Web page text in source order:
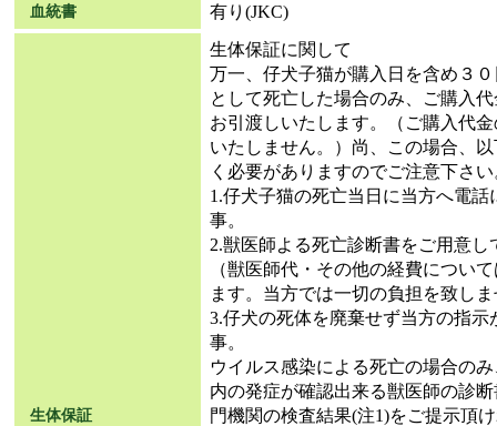
血統書 有り(JKC)
生体保証
生体保証に関して
万一、仔犬子猫が購入日を含め３
として死亡した場合のみ、ご購入
お引渡しいたします。（ご購入代
いたしません。）尚、この場合、
く必要がありますのでご注意下さい
1.仔犬子猫の死亡当日に当方へ電
事。
2.獣医師よる死亡診断書をご用意し
（獣医師代・その他の経費につい
ます。当方では一切の負担を致し
3.仔犬の死体を廃棄せず当方の指
事。
ウイルス感染による死亡の場合の
内の発症が確認出来る獣医師の診
門機関の検査結果(注1)をご提示頂